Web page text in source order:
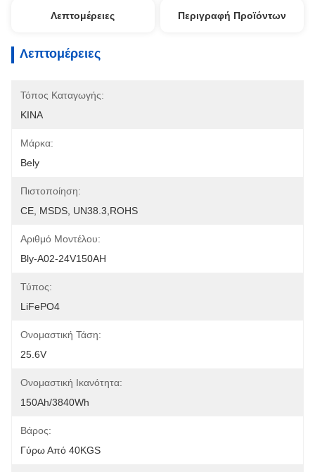
Λεπτομέρειες Περιγραφή Προϊόντων
Λεπτομέρειες
Τόπος Καταγωγής:
ΚΙΝΑ
Μάρκα:
Bely
Πιστοποίηση:
CE, MSDS, UN38.3,ROHS
Αριθμό Μοντέλου:
Bly-A02-24V150AH
Τύπος:
LiFePO4
Ονομαστική Τάση:
25.6V
Ονομαστική Ικανότητα:
150Ah/3840Wh
Βάρος:
Γύρω Από 40KGS